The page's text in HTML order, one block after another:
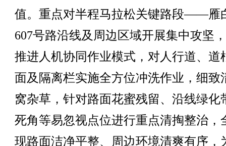
值。重点对半程马拉松关键路段——雁
607号路沿线及周边区域开展集中攻坚
推进人机协同作业模式，对人行道、道
面及隔离栏实施全方位冲洗作业，细致
窝杂草，针对路面花蜜残留、沿线绿化
死角等易忽视点位进行重点清掏整治，
现路面洁净平整、周边环境清爽有序，